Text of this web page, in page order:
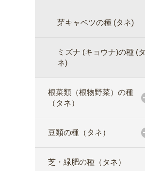
芽キャベツの種 (タネ)
ミズナ (キョウナ)の種 (タ
ネ)
根菜類（根物野菜）の種
（タネ）
豆類の種（タネ）
芝・緑肥の種（タネ）